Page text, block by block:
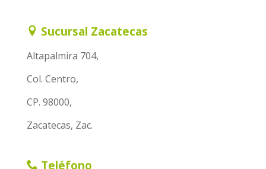
Sucursal Zacatecas
Altapalmira 704,
Col. Centro,
CP. 98000,
Zacatecas, Zac.
Teléfono